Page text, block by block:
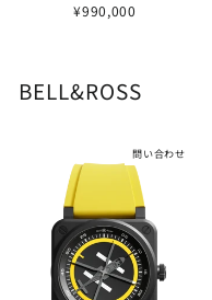
¥990,000
BELL&ROSS
問い合わせ